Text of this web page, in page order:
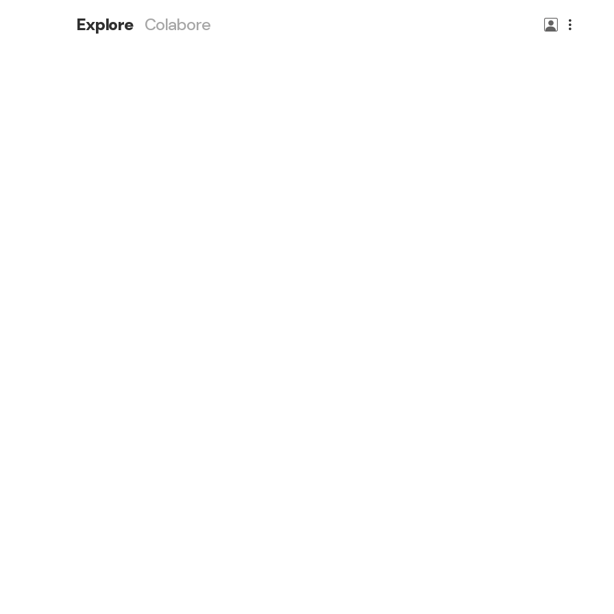
Explore Colabore